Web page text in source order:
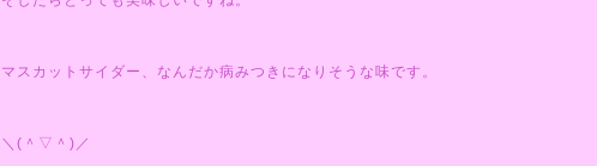
マスカットサイダー、なんだか病みつきになりそうな味です。
＼(＾▽＾)／